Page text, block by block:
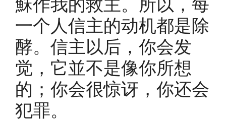
一个人信主的动机都是除
酵。信主以后，你会发
觉，它並不是像你所想
的；你会很惊讶，你还会
犯罪。